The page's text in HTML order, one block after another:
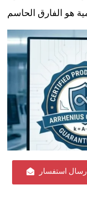
إرسال استفسار